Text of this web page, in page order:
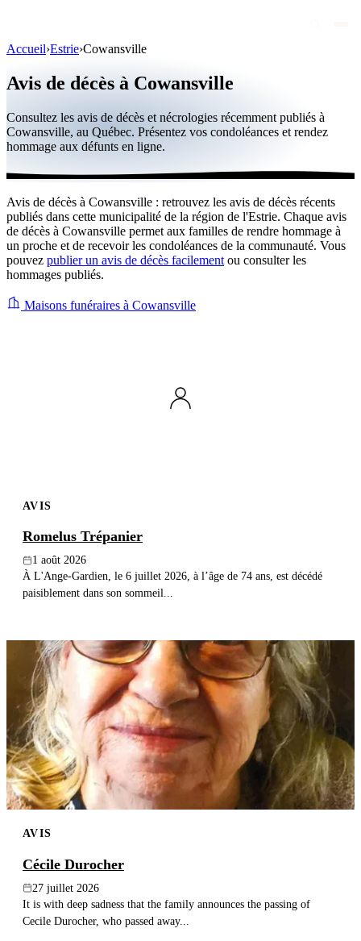
Personnalités publiques
Québec
Canada
International
Par région
Par ville
Maisons funéraires
Éternea
Accueil›Estrie›Cowansville
Avis de décès à Cowansville
Consultez les avis de décès et nécrologies récemment publiés à
Cowansville, au Québec. Présentez vos condoléances et rendez
hommage aux défunts en ligne.
Avis de décès à Cowansville : retrouvez les avis de décès récents
publiés dans cette municipalité de la région de l'Estrie. Chaque avis
de décès à Cowansville permet aux familles de rendre hommage à
un proche et de recevoir les condoléances de la communauté. Vous
pouvez publier un avis de décès facilement ou consulter les
hommages publiés.
Maisons funéraires à Cowansville
AVIS
Romelus Trépanier
1 août 2026
À L'Ange-Gardien, le 6 juillet 2026, à l’âge de 74 ans, est décédé
paisiblement dans son sommeil...
AVIS
Cécile Durocher
27 juillet 2026
It is with deep sadness that the family announces the passing of
Cecile Durocher, who passed away...